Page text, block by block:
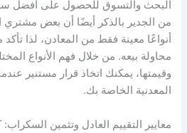
البحث والتسوق للحصول على أفضل
من الجدير بالذكر أيضًا أن بعض مشتري
أنواعًا معينة فقط من المعادن، لذا
محاولة بيعه. من خلال فهم الأنواع
وقيمتها، يمكنك اتخاذ قرار مستنير
المعدنية الخاصة بك.
معايير التقييم العادل وتثمين